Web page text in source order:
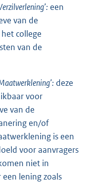
een
van de
college
van de
deze
voor
van de
en/of
is een
voor aanvragers
niet in
lening zoals